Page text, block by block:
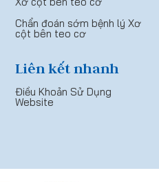
Chẩn đoán sớm bệnh lý Xơ
cột bên teo cơ
Liên kết nhanh
Điều Khoản Sử Dụng
Website